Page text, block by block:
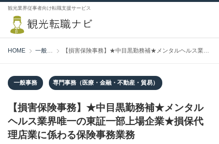
観光業界従事者向け転職支援サービス
HOME 一般事務 【損害保険事務】★中目黒勤務補★メンタルヘルス業界唯一の東証一部上場企業★損保代理店業に係わる保険事務業務
一般事務 専門事務（医療・金融・不動産・貿易）
【損害保険事務】★中目黒勤務補★メンタル
ヘルス業界唯一の東証一部上場企業★損保代
理店業に係わる保険事務業務